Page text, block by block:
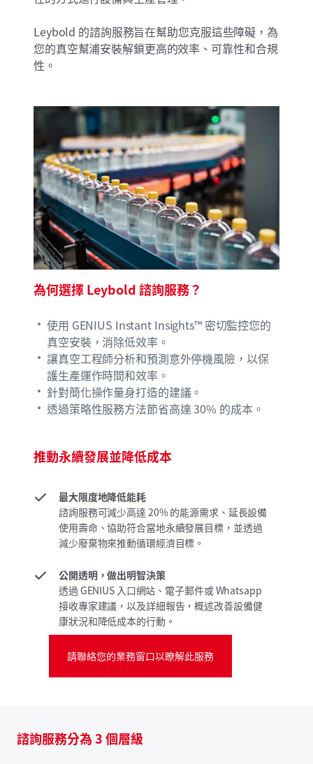
Leybold 的諮詢服務旨在幫助您克服這些障礙，為
您的真空幫浦安裝解鎖更高的效率、可靠性和合規
性。
為何選擇 Leybold 諮詢服務？
使用 GENIUS Instant Insights™ 密切監控您的
真空安裝，消除低效率。
讓真空工程師分析和預測意外停機風險，以保
護生產運作時間和效率。
針對簡化操作量身打造的建議。
透過策略性服務方法節省高達 30% 的成本。
推動永續發展並降低成本
最大限度地降低能耗
諮詢服務可減少高達 20% 的能源需求、延長設備
使用壽命、協助符合當地永續發展目標，並透過
減少廢棄物來推動循環經濟目標。
公開透明，做出明智決策
透過 GENIUS 入口網站、電子郵件或 Whatsapp
接收專家建議，以及詳細報告，概述改善設備健
康狀況和降低成本的行動。
請聯絡您的業務窗口以瞭解此服務
諮詢服務分為 3 個層級